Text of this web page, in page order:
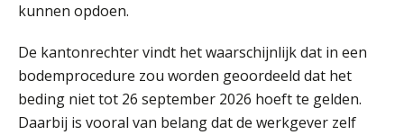
kunnen opdoen.
De kantonrechter vindt het waarschijnlijk dat in een
bodemprocedure zou worden geoordeeld dat het
beding niet tot 26 september 2026 hoeft te gelden.
Daarbij is vooral van belang dat de werkgever zelf
09
16
SEP
Online cursus Disfunctionerende werknemer: wat nu?
MOCuitgevers